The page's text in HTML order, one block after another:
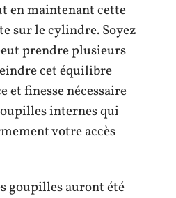
en maintenant cette
sur le cylindre. Soyez
prendre plusieurs
cet équilibre
et finesse nécessaire
internes qui
votre accès
goupilles auront été